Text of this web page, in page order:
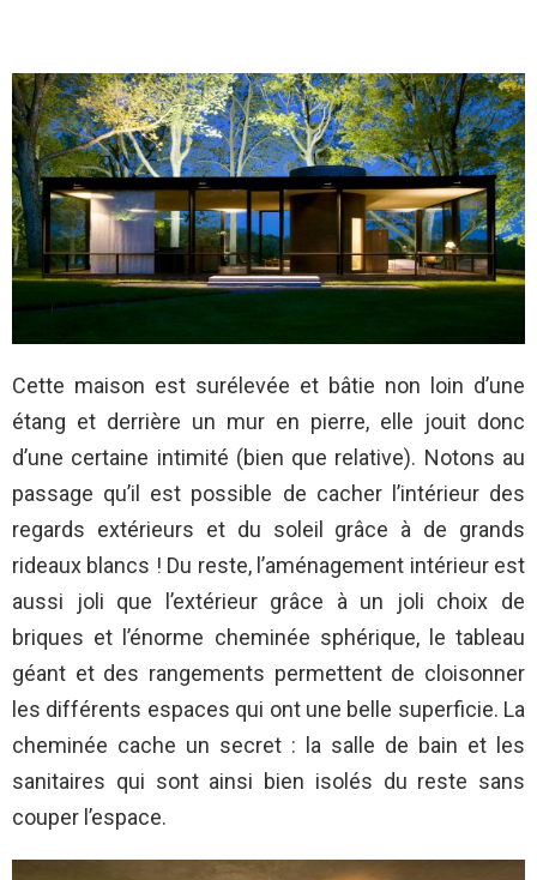
Cette maison est surélevée et bâtie non loin d’une
étang et derrière un mur en pierre, elle jouit donc
d’une certaine intimité (bien que relative). Notons au
passage qu’il est possible de cacher l’intérieur des
regards extérieurs et du soleil grâce à de grands
rideaux blancs ! Du reste, l’aménagement intérieur est
aussi joli que l’extérieur grâce à un joli choix de
briques et l’énorme cheminée sphérique, le tableau
géant et des rangements permettent de cloisonner
les différents espaces qui ont une belle superficie. La
cheminée cache un secret : la salle de bain et les
sanitaires qui sont ainsi bien isolés du reste sans
couper l’espace.